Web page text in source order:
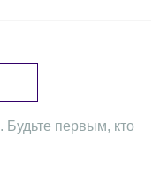
Будьте первым, кто